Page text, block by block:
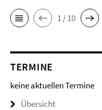
1 / 10
TERMINE
keine aktuellen Termine
Übersicht